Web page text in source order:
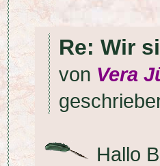
Re: Wir
von Vera
Hallo